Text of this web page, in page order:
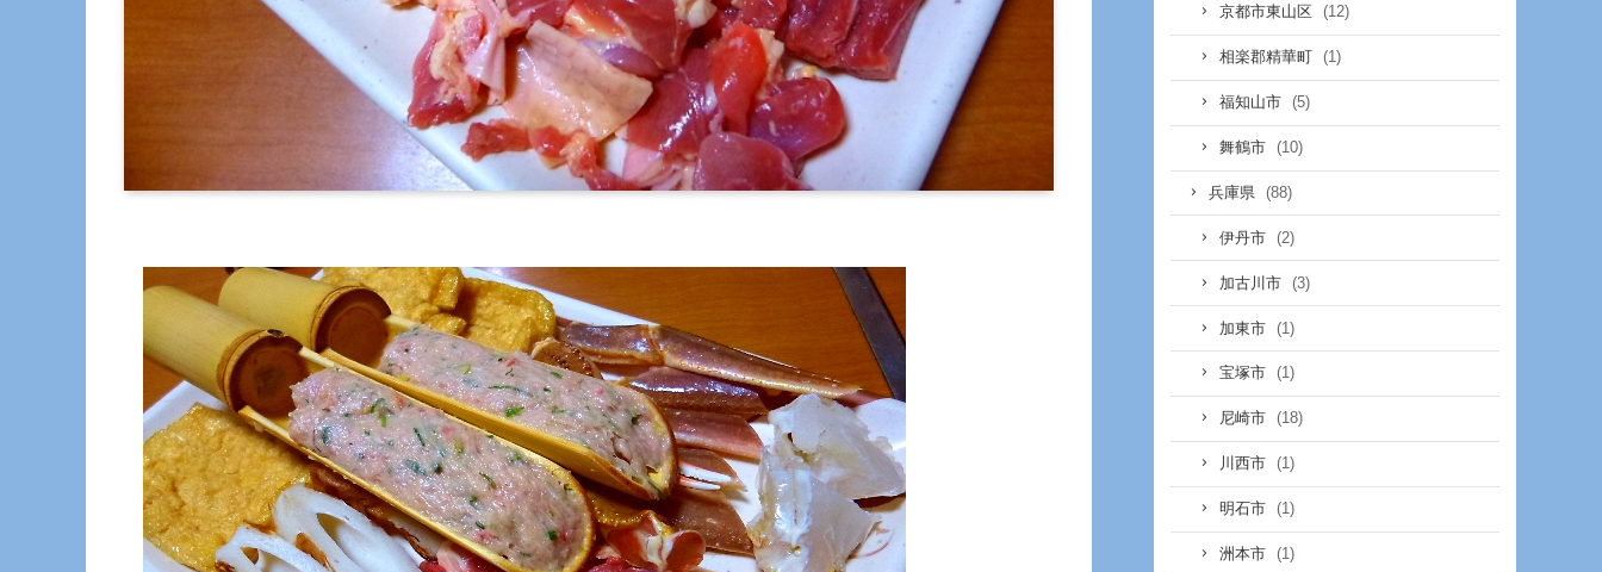
京都市東山区 (12)
相楽郡精華町 (1)
福知山市 (5)
舞鶴市 (10)
兵庫県 (88)
伊丹市 (2)
加古川市 (3)
加東市 (1)
宝塚市 (1)
尼崎市 (18)
川西市 (1)
明石市 (1)
洲本市 (1)